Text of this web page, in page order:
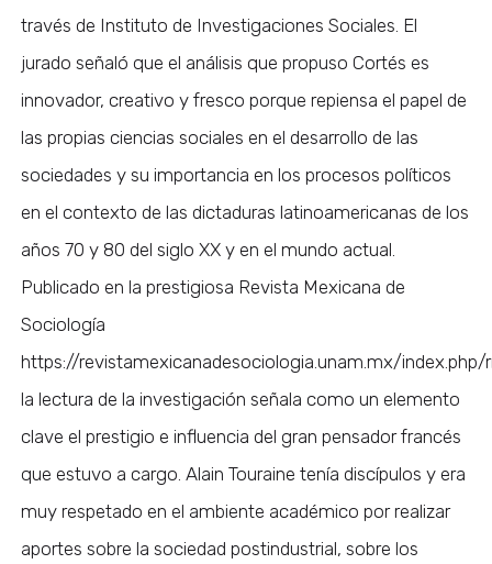
través de Instituto de Investigaciones Sociales. El
jurado señaló que el análisis que propuso Cortés es
innovador, creativo y fresco porque repiensa el papel de
las propias ciencias sociales en el desarrollo de las
sociedades y su importancia en los procesos políticos
en el contexto de las dictaduras latinoamericanas de los
años 70 y 80 del siglo XX y en el mundo actual.
Publicado en la prestigiosa Revista Mexicana de
Sociología
https://revistamexicanadesociologia.unam.mx/
la lectura de la investigación señala como un elemento
clave el prestigio e influencia del gran pensador francés
que estuvo a cargo. Alain Touraine tenía discípulos y era
muy respetado en el ambiente académico por realizar
aportes sobre la sociedad postindustrial, sobre los